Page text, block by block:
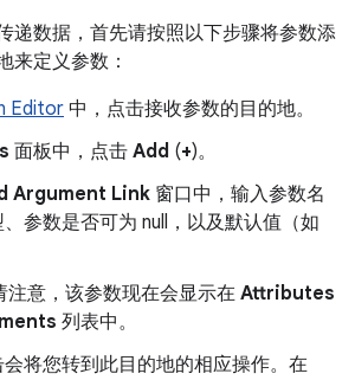
递数据，首先请按照以下步骤将参数添
来定义参数：
Editor 中，点击接收参数的目的地。
面板中，点击 Add (+)。
Argument Link 窗口中，输入参数名
参数是否可为 null，以及默认值（如
注意，该参数现在会显示在 Attributes
列表中。
将您转到此目的地的相应操作。在